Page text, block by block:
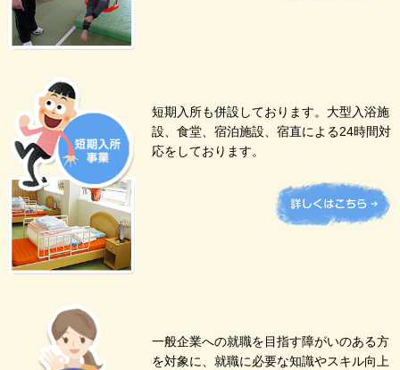
短期入所も併設しております。大型入浴施
設、食堂、宿泊施設、宿直による24時間対
応をしております。
一般企業への就職を目指す障がいのある方
を対象に、就職に必要な知識やスキル向上